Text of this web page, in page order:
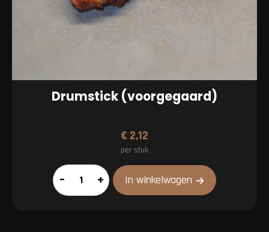
Drumstick (voorgegaard)
€ 2,12
per stuk
Drumstick
(voorgegaard)
– + In winkelwagen